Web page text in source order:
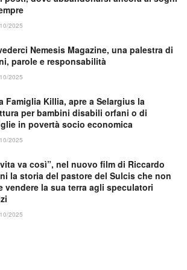
2025
Nemesis Magazine, una palestra di
parole e responsabilità
2025
Famiglia Killia, apre a Selargius la
per bambini disabili orfani o di
in povertà socio economica
2025
va così”, nel nuovo film di Riccardo
la storia del pastore del Sulcis che non
vendere la sua terra agli speculatori
2025